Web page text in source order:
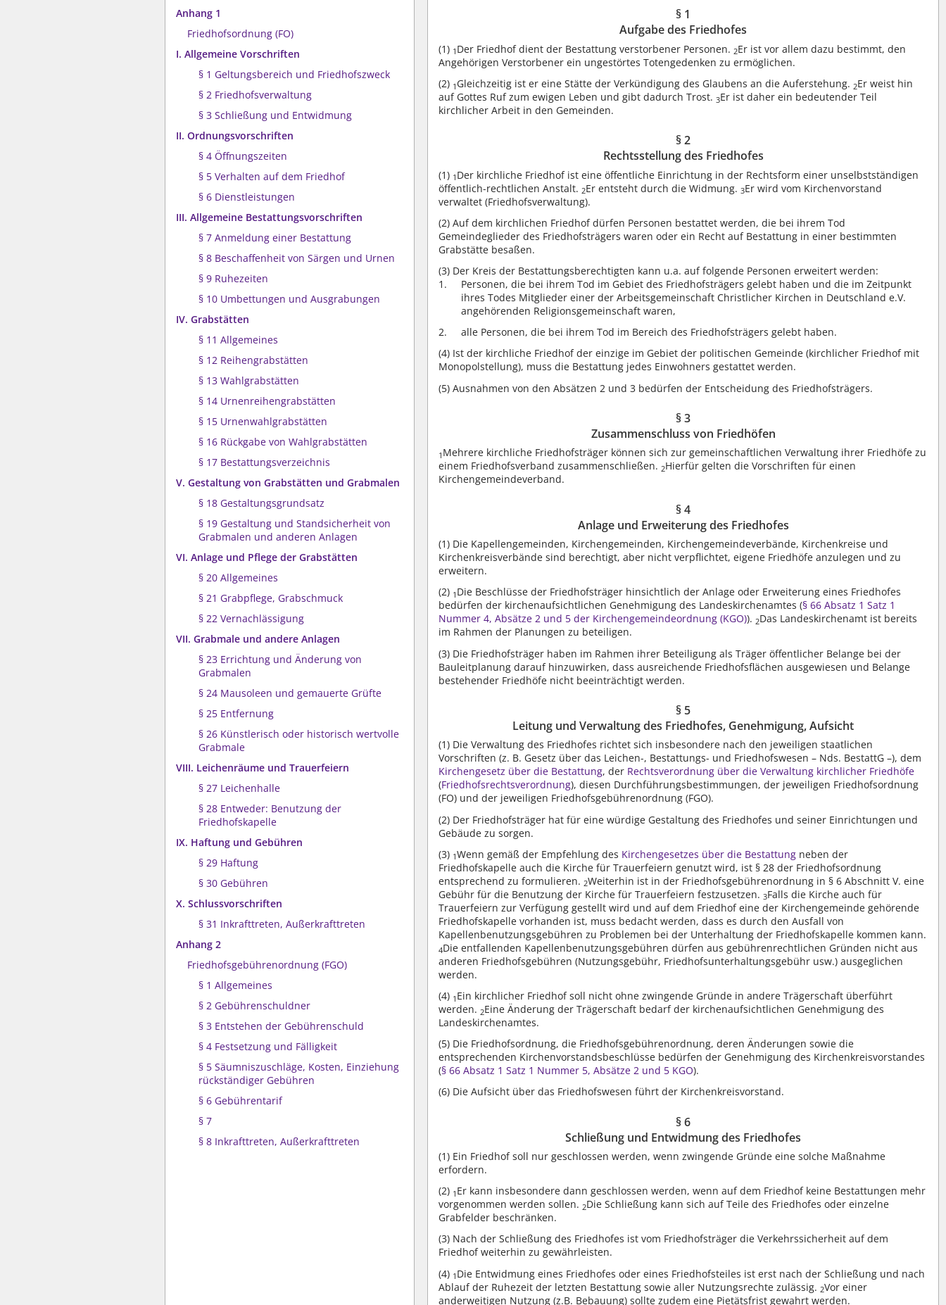
Anhang 1
Friedhofsordnung (FO)
I. Allgemeine Vorschriften
§ 1 Geltungsbereich und Friedhofszweck
§ 2 Friedhofsverwaltung
§ 3 Schließung und Entwidmung
II. Ordnungsvorschriften
§ 4 Öffnungszeiten
§ 5 Verhalten auf dem Friedhof
§ 6 Dienstleistungen
III. Allgemeine Bestattungsvorschriften
§ 7 Anmeldung einer Bestattung
§ 8 Beschaffenheit von Särgen und Urnen
§ 9 Ruhezeiten
§ 10 Umbettungen und Ausgrabungen
IV. Grabstätten
§ 11 Allgemeines
§ 12 Reihengrabstätten
§ 13 Wahlgrabstätten
§ 14 Urnenreihengrabstätten
§ 15 Urnenwahlgrabstätten
§ 16 Rückgabe von Wahlgrabstätten
§ 17 Bestattungsverzeichnis
V. Gestaltung von Grabstätten und Grabmalen
§ 18 Gestaltungsgrundsatz
§ 19 Gestaltung und Standsicherheit von
Grabmalen und anderen Anlagen
VI. Anlage und Pflege der Grabstätten
§ 20 Allgemeines
§ 21 Grabpflege, Grabschmuck
§ 22 Vernachlässigung
VII. Grabmale und andere Anlagen
§ 23 Errichtung und Änderung von
Grabmalen
§ 24 Mausoleen und gemauerte Grüfte
§ 25 Entfernung
§ 26 Künstlerisch oder historisch wertvolle
Grabmale
VIII. Leichenräume und Trauerfeiern
§ 27 Leichenhalle
§ 28 Entweder: Benutzung der
Friedhofskapelle
IX. Haftung und Gebühren
§ 29 Haftung
§ 30 Gebühren
X. Schlussvorschriften
§ 31 Inkrafttreten, Außerkrafttreten
Anhang 2
Friedhofsgebührenordnung (FGO)
§ 1 Allgemeines
§ 2 Gebührenschuldner
§ 3 Entstehen der Gebührenschuld
§ 4 Festsetzung und Fälligkeit
§ 5 Säumniszuschläge, Kosten, Einziehung
rückständiger Gebühren
§ 6 Gebührentarif
§ 7
§ 8 Inkrafttreten, Außerkrafttreten
§ 1
Aufgabe des Friedhofes
(1) 1 Der Friedhof dient der Bestattung verstorbener Personen. 2Er ist vor allem dazu bestimmt, den
Angehörigen Verstorbener ein ungestörtes Totengedenken zu ermöglichen.
(2) 1 Gleichzeitig ist er eine Stätte der Verkündigung des Glaubens an die Auferstehung. 2Er weist hin
auf Gottes Ruf zum ewigen Leben und gibt dadurch Trost.3Er ist daher ein bedeutender Teil
kirchlicher Arbeit in den Gemeinden.
§ 2
Rechtsstellung des Friedhofes
(1) 1 Der kirchliche Friedhof ist eine öffentliche Einrichtung in der Rechtsform einer unselbstständigen
öffentlich-rechtlichen Anstalt. 2Er entsteht durch die Widmung.3Er wird vom Kirchenvorstand
verwaltet (Friedhofsverwaltung).
(2) Auf dem kirchlichen Friedhof dürfen Personen bestattet werden, die bei ihrem Tod
Gemeindeglieder des Friedhofsträgers waren oder ein Recht auf Bestattung in einer bestimmten
Grabstätte besaßen.
(3) Der Kreis der Bestattungsberechtigten kann u.a. auf folgende Personen erweitert werden:
Personen, die bei ihrem Tod im Gebiet des Friedhofsträgers gelebt haben und die im Zeitpunkt
ihres Todes Mitglieder einer der Arbeitsgemeinschaft Christlicher Kirchen in Deutschland e.V.
angehörenden Religionsgemeinschaft waren,
alle Personen, die bei ihrem Tod im Bereich des Friedhofsträgers gelebt haben.
(4) Ist der kirchliche Friedhof der einzige im Gebiet der politischen Gemeinde (kirchlicher Friedhof mit
Monopolstellung), muss die Bestattung jedes Einwohners gestattet werden.
(5) Ausnahmen von den Absätzen 2 und 3 bedürfen der Entscheidung des Friedhofsträgers.
§ 3
Zusammenschluss von Friedhöfen
1 Mehrere kirchliche Friedhofsträger können sich zur gemeinschaftlichen Verwaltung ihrer Friedhöfe zu
einem Friedhofsverband zusammenschließen. 2Hierfür gelten die Vorschriften für einen
Kirchengemeindeverband.
§ 4
Anlage und Erweiterung des Friedhofes
(1) Die Kapellengemeinden, Kirchengemeinden, Kirchengemeindeverbände, Kirchenkreise und
Kirchenkreisverbände sind berechtigt, aber nicht verpflichtet, eigene Friedhöfe anzulegen und zu
erweitern.
(2) 1 Die Beschlüsse der Friedhofsträger hinsichtlich der Anlage oder Erweiterung eines Friedhofes
bedürfen der kirchenaufsichtlichen Genehmigung des Landeskirchenamtes (§ 66 Absatz 1 Satz 1
Nummer 4, Absätze 2 und 5 der Kirchengemeindeordnung (KGO)). 2Das Landeskirchenamt ist bereits
im Rahmen der Planungen zu beteiligen.
(3) Die Friedhofsträger haben im Rahmen ihrer Beteiligung als Träger öffentlicher Belange bei der
Bauleitplanung darauf hinzuwirken, dass ausreichende Friedhofsflächen ausgewiesen und Belange
bestehender Friedhöfe nicht beeinträchtigt werden.
§ 5
Leitung und Verwaltung des Friedhofes, Genehmigung, Aufsicht
(1) Die Verwaltung des Friedhofes richtet sich insbesondere nach den jeweiligen staatlichen
Vorschriften (z. B. Gesetz über das Leichen-, Bestattungs- und Friedhofswesen – Nds. BestattG –), dem
Kirchengesetz über die Bestattung, der Rechtsverordnung über die Verwaltung kirchlicher Friedhöfe
(Friedhofsrechtsverordnung), diesen Durchführungsbestimmungen, der jeweiligen Friedhofsordnung
(FO) und der jeweiligen Friedhofsgebührenordnung (FGO).
(2) Der Friedhofsträger hat für eine würdige Gestaltung des Friedhofes und seiner Einrichtungen und
Gebäude zu sorgen.
(3) 1Wenn gemäß der Empfehlung des Kirchengesetzes über die Bestattung neben der
Friedhofskapelle auch die Kirche für Trauerfeiern genutzt wird, ist § 28 der Friedhofsordnung
entsprechend zu formulieren. 2Weiterhin ist in der Friedhofsgebührenordnung in § 6 Abschnitt V. eine
Gebühr für die Benutzung der Kirche für Trauerfeiern festzusetzen.3Falls die Kirche auch für
Trauerfeiern zur Verfügung gestellt wird und auf dem Friedhof eine der Kirchengemeinde gehörende
Friedhofskapelle vorhanden ist, muss bedacht werden, dass es durch den Ausfall von
Kapellenbenutzungsgebühren zu Problemen bei der Unterhaltung der Friedhofskapelle kommen kann.
4Die entfallenden Kapellenbenutzungsgebühren dürfen aus gebührenrechtlichen Gründen nicht aus
anderen Friedhofsgebühren (Nutzungsgebühr, Friedhofsunterhaltungsgebühr usw.) ausgeglichen
werden.
(4) 1 Ein kirchlicher Friedhof soll nicht ohne zwingende Gründe in andere Trägerschaft überführt
werden. 2Eine Änderung der Trägerschaft bedarf der kirchenaufsichtlichen Genehmigung des
Landeskirchenamtes.
(5) Die Friedhofsordnung, die Friedhofsgebührenordnung, deren Änderungen sowie die
entsprechenden Kirchenvorstandsbeschlüsse bedürfen der Genehmigung des Kirchenkreisvorstandes
(§ 66 Absatz 1 Satz 1 Nummer 5, Absätze 2 und 5 KGO).
(6) Die Aufsicht über das Friedhofswesen führt der Kirchenkreisvorstand.
§ 6
Schließung und Entwidmung des Friedhofes
(1) Ein Friedhof soll nur geschlossen werden, wenn zwingende Gründe eine solche Maßnahme
erfordern.
(2) 1 Er kann insbesondere dann geschlossen werden, wenn auf dem Friedhof keine Bestattungen mehr
vorgenommen werden sollen. 2Die Schließung kann sich auf Teile des Friedhofes oder einzelne
Grabfelder beschränken.
(3) Nach der Schließung des Friedhofes ist vom Friedhofsträger die Verkehrssicherheit auf dem
Friedhof weiterhin zu gewährleisten.
(4) 1 Die Entwidmung eines Friedhofes oder eines Friedhofsteiles ist erst nach der Schließung und nach
Ablauf der Ruhezeit der letzten Bestattung sowie aller Nutzungsrechte zulässig. 2Vor einer
anderweitigen Nutzung (z.B. Bebauung) sollte zudem eine Pietätsfrist gewahrt werden.